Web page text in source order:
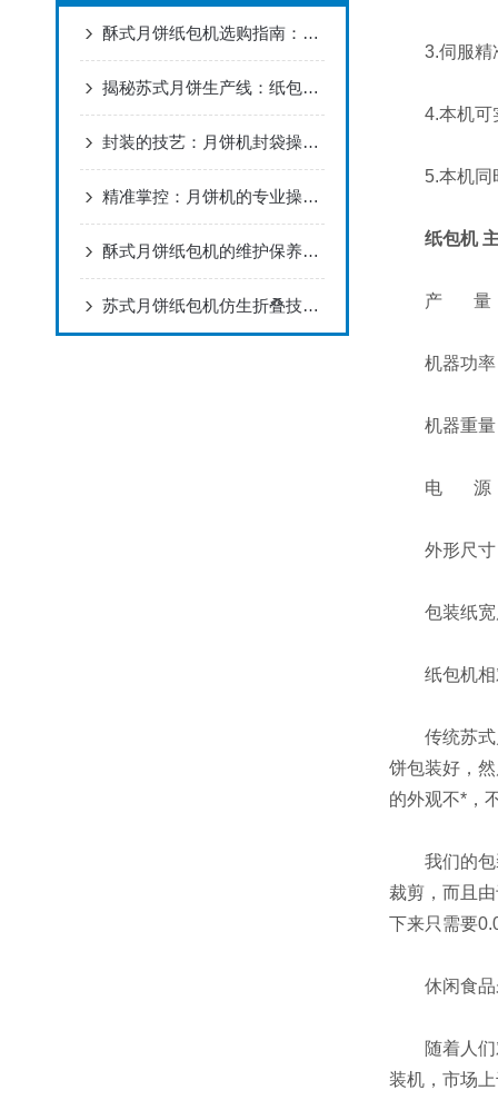
酥式月饼纸包机选购指南：3大核心参数解锁高效生产线！
揭秘苏式月饼生产线：纸包机如何保障层层酥皮完好如初？
封装的技艺：月饼机封袋操作全解析
精准掌控：月饼机的专业操作与高效使用指南
酥式月饼纸包机的维护保养：延长使用寿命，保障生产效率
苏式月饼纸包机仿生折叠技术驱动的智能包装革命
3.伺服精准
4.本机可实
5.本机同时
纸包机
产 量：
机器功率
机器重量
电 源：
外形尺寸
包装纸宽
纸包机相
传统苏式月
饼包装好，
的外观不*，
我们的包装
裁剪，而且
下来只需要
休闲食品
随着人们对
装机，市场